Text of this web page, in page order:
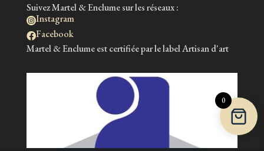
Suivez Martel & Enclume sur les réseaux :
Instagram
Facebook
Martel & Enclume est certifiée par le label Artisan d'art
0